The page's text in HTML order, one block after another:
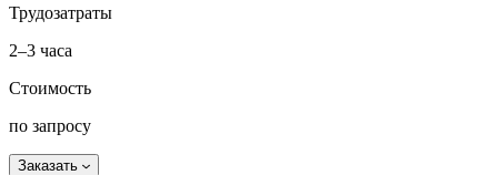
Трудозатраты
2–3 часа
Стоимость
по запросу
Заказать